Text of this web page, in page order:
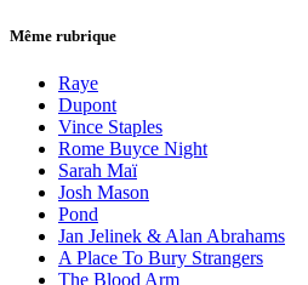
Même rubrique
Raye
Dupont
Vince Staples
Rome Buyce Night
Sarah Maï
Josh Mason
Pond
Jan Jelinek & Alan Abrahams
A Place To Bury Strangers
The Blood Arm